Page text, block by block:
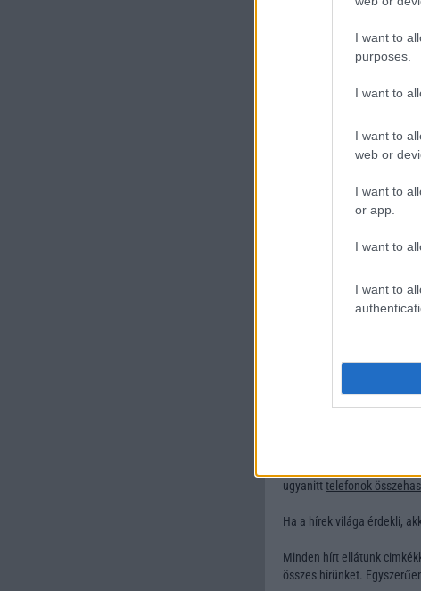
I want to
purposes.
I want to
I want to
web or
I want to
or app.
I want to
I want to
Lava Blaze 2 5G
keresztül vizsgálják meg
Amennyiben többet
ugyanitttelefonok
Ha a hírek világa érdekli,
Minden hírt ellátunk
összes hírünket.